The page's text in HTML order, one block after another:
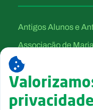
Antigos Alunos e
Associação de
Canção Nova
Filhas de Maria
Salesianos